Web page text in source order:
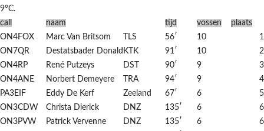
9°C.
call
naam tijd vossen
plaats
ON4FOX
Marc Van Britsom TLS 56′ 10
1
ON7QR
Destatsbader Donald KTK 91′ 10
2
ON4RP
René Putzeys DST 90′ 9
3
ON4ANE
Norbert Demeyere TRA 94′ 9
4
PA3EIF
Eddy De Kerf Zeeland 67′ 6
5
ON3CDW
Christa Dierick DNZ 135′ 6
6
ON3PVW
Patrick Vervenne DNZ 135′ 6
6